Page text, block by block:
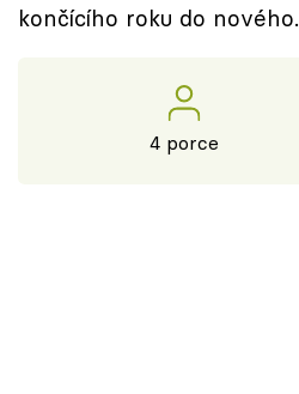
končícího roku do nového.
4 porce